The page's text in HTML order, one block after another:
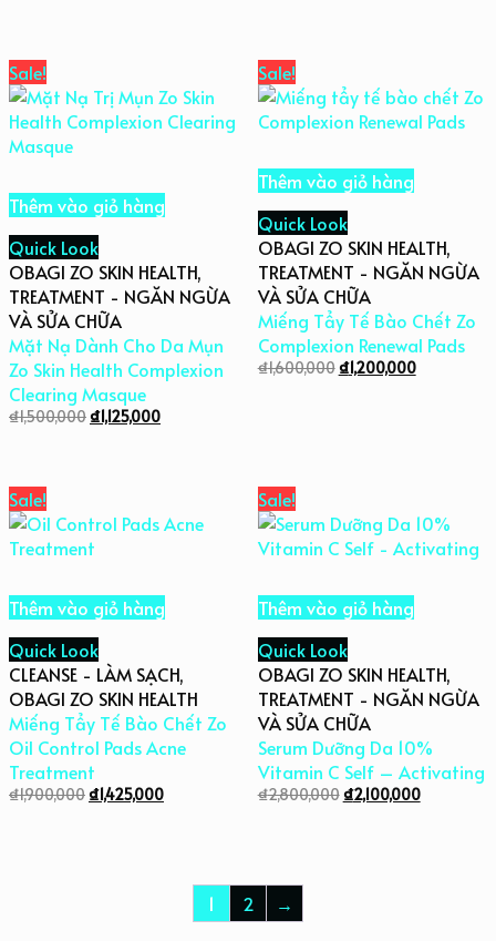
Sale!
Thêm vào giỏ hàng
Quick Look
OBAGI ZO SKIN HEALTH,
TREATMENT - NGĂN NGỪA
VÀ SỬA CHỮA
Mặt Nạ Dành Cho Da Mụn
Zo Skin Health Complexion
Clearing Masque
₫1,500,000₫1,125,000
Sale!
Thêm vào giỏ hàng
Quick Look
OBAGI ZO SKIN HEALTH,
TREATMENT - NGĂN NGỪA
VÀ SỬA CHỮA
Miếng Tẩy Tế Bào Chết Zo
Complexion Renewal Pads
₫1,600,000₫1,200,000
Sale!
Thêm vào giỏ hàng
Quick Look
CLEANSE - LÀM SẠCH,
OBAGI ZO SKIN HEALTH
Miếng Tẩy Tế Bào Chết Zo
Oil Control Pads Acne
Treatment
₫1,900,000₫1,425,000
Sale!
Thêm vào giỏ hàng
Quick Look
OBAGI ZO SKIN HEALTH,
TREATMENT - NGĂN NGỪA
VÀ SỬA CHỮA
Serum Dưỡng Da 10%
Vitamin C Self – Activating
₫2,800,000₫2,100,000
1 2 →